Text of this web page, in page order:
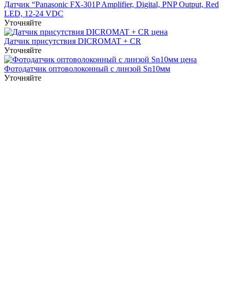
Датчик “Panasonic FX-301P Amplifier, Digital, PNP Output, Red
LED, 12-24 VDC
Уточняйте
Датчик присутствия DICROMAT + CR
Уточняйте
Фотодатчик оптоволоконный с линзой Sn10мм
Уточняйте